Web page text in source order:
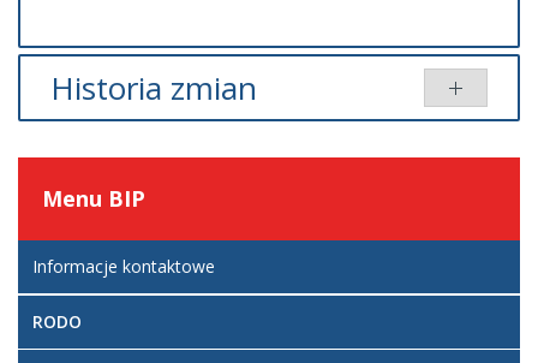
Historia zmian
Artykuł został
utworzony.
Dodane
załączniki
prywatności
29
wrzesień
Menu BIP
Informacje kontaktowe
RODO